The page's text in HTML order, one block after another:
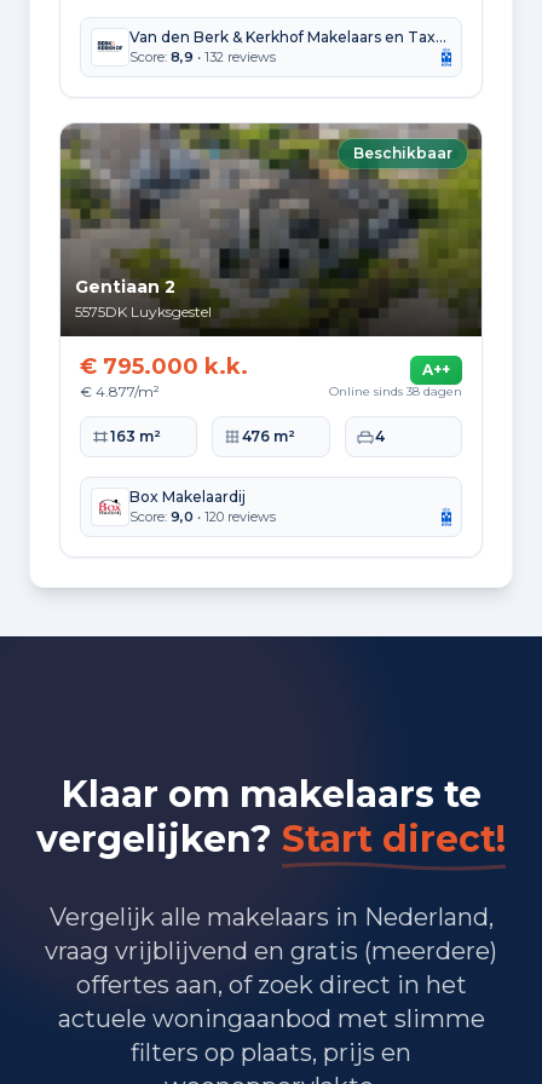
Hoekwoning
Gas: 511 • Elektriciteit: 1.496
Gas: 905 • Elektriciteit: 2.429
Koopwoning
Gas: 1.090 • Elektriciteit: 3.395
Appartement
Gas: 499 • Elektriciteit: 1.419
Tussenwoning
Gas: 427 • Elektriciteit: 1.341
Vrijstaande woning
Twee-onder-één-kap woning
Gas: 846 • Elektriciteit: 2.637
Bedrijvigheid in Luyksgestel
(2025)
Zakelijke dienstverlening 81
Overheid, onderwijs en zorg 46
Landbouw, bosbouw en visserij 68
Vervoer, informatie en communicatie
Financiele diensten en onroerendgoed 20
Cultuur, recreatie en overige diensten
Van den Berk & Kerkhof Makelaars en Taxateurs
Score: 8,9 • 132 reviews
Beschikbaar
Gentiaan 2
5575DK Luyksgestel
€ 795.000 k.k.
€ 4.877/m²
A++
Online sinds 38 dagen
Woonoppervlakte
163 m² Perceeloppervlakte
476 m² Slaapkamers
4
Box Makelaardij
Score: 9,0 • 120 reviews
Klaar om makelaars te
vergelijken? Start direct!
Vergelijk alle makelaars in Nederland,
vraag vrijblijvend en gratis (meerdere)
offertes aan, of zoek direct in het
actuele woningaanbod met slimme
filters op plaats, prijs en